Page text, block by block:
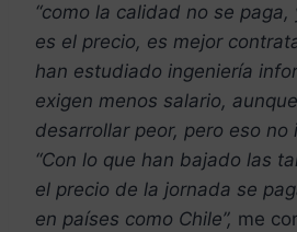
“como la calidad no se
es el precio, es mejor
han estudiado ingeniería
exigen menos salario,
desarrollar peor, pero eso no
“Con lo que han bajado las
el precio de la jornada se
en países como Chile”, me